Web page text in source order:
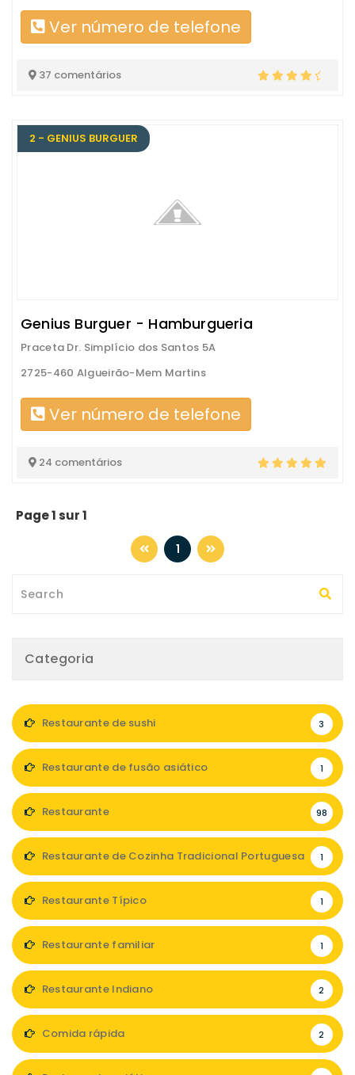
Ver número de telefone
37 comentários
2 - GENIUS BURGUER
Genius Burguer - Hamburgueria
Praceta Dr. Simplício dos Santos 5A
2725-460 Algueirão-Mem Martins
Ver número de telefone
24 comentários
Page 1 sur 1
1
Categoria
Restaurante de sushi 3
Restaurante de fusão asiático 1
Restaurante 98
Restaurante de Cozinha Tradicional Portuguesa 1
Restaurante Típico 1
Restaurante familiar 1
Restaurante Indiano 2
Comida rápida 2